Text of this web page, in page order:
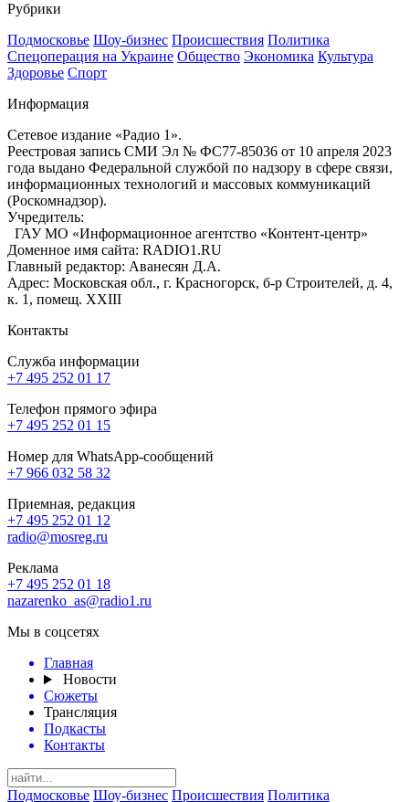
Рубрики
Подмосковье Шоу-бизнес Происшествия Политика
Спецоперация на Украине Общество Экономика Культура
Здоровье Спорт
Информация
Сетевое издание «Радио 1».
Реестровая запись СМИ Эл № ФС77-85036 от 10 апреля 2023
года выдано Федеральной службой по надзору в сфере связи,
информационных технологий и массовых коммуникаций
(Роскомнадзор).
Учредитель:
ГАУ МО «Информационное агентство «Контент-центр»
Доменное имя сайта: RADIO1.RU
Главный редактор: Аванесян Д.А.
Адрес: Московская обл., г. Красногорск, б-р Строителей, д. 4,
к. 1, помещ. XXIII
Контакты
Служба информации
+7 495 252 01 17
Телефон прямого эфира
+7 495 252 01 15
Номер для WhatsApp-сообщений
+7 966 032 58 32
Приемная, редакция
+7 495 252 01 12
radio@mosreg.ru
Реклама
+7 495 252 01 18
nazarenko_as@radio1.ru
Мы в соцсетях
Главная
Новости
Сюжеты
Трансляция
Подкасты
Контакты
Подмосковье Шоу-бизнес Происшествия Политика